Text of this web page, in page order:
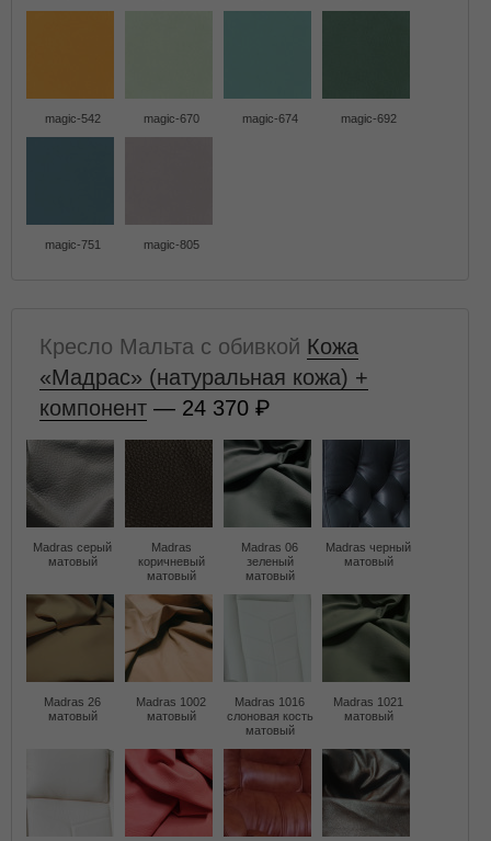
magic-542 magic-670 magic-674 magic-692
magic-751 magic-805
Кресло Мальта с обивкой Кожа
«Мадрас» (натуральная кожа) +
компонент — 24 370
Madras серый
матовый
Madras
коричневый
матовый
Madras 06
зеленый
матовый
Madras черный
матовый
Madras 26
матовый
Madras 1002
матовый
Madras 1016
слоновая кость
матовый
Madras 1021
матовый